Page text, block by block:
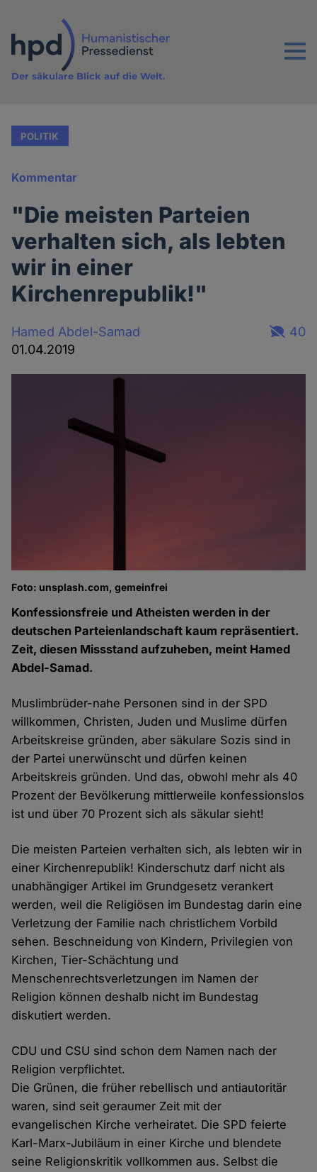
Inhalt
Menu
Der säkulare Blick auf die Welt.
POLITIK
Kommentar
"Die meisten Parteien
verhalten sich, als lebten
wir in einer
Kirchenrepublik!"
Hamed Abdel-Samad
01.04.2019
40
Foto: unsplash.com, gemeinfrei
Konfessionsfreie und Atheisten werden in der
deutschen Parteienlandschaft kaum repräsentiert.
Zeit, diesen Missstand aufzuheben, meint Hamed
Abdel-Samad.
Muslimbrüder-nahe Personen sind in der SPD
willkommen, Christen, Juden und Muslime dürfen
Arbeitskreise gründen, aber säkulare Sozis sind in
der Partei unerwünscht und dürfen keinen
Arbeitskreis gründen. Und das, obwohl mehr als 40
Prozent der Bevölkerung mittlerweile konfessionslos
ist und über 70 Prozent sich als säkular sieht!
Die meisten Parteien verhalten sich, als lebten wir in
einer Kirchenrepublik! Kinderschutz darf nicht als
unabhängiger Artikel im Grundgesetz verankert
werden, weil die Religiösen im Bundestag darin eine
Verletzung der Familie nach christlichem Vorbild
sehen. Beschneidung von Kindern, Privilegien von
Kirchen, Tier-Schächtung und
Menschenrechtsverletzungen im Namen der
Religion können deshalb nicht im Bundestag
diskutiert werden.
CDU und CSU sind schon dem Namen nach der
Religion verpflichtet.
Die Grünen, die früher rebellisch und antiautoritär
waren, sind seit geraumer Zeit mit der
evangelischen Kirche verheiratet. Die SPD feierte
Karl-Marx-Jubiläum in einer Kirche und blendete
seine Religionskritik vollkommen aus. Selbst die